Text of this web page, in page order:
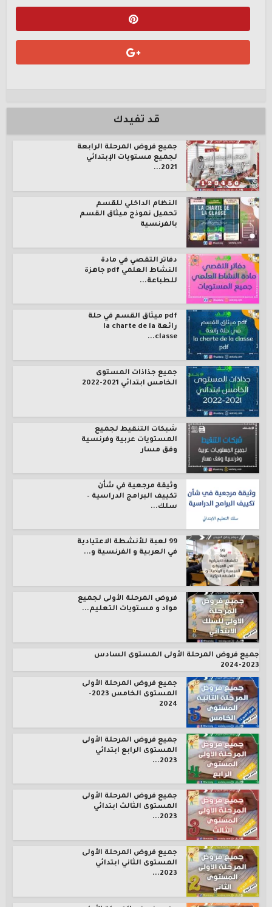
قد تفيدك
جميع فروض المرحلة الرابعة
لجميع مستويات الإبتدائي
2021...
النظام الداخلي للقسم
تحميل نموذج ميثاق القسم
بالفرنسية
دفاتر التقصي في مادة
النشاط العلمي pdf جاهزة
للطباعة...
pdf ميثاق القسم في حلة
رائعة la charte de la
classe...
جميع جذاذات المستوى
الخامس ابتدائي 2021-2022
شبكات التنقيط لجميع
المستويات عربية وفرنسية
وفق مسار
وثيقة مرجعية في شأن
تكييف البرامج الدراسية –
سلك...
99 لعبة للأنشطة الاعتيادية
في العربية و الفرنسية و...
فروض المرحلة الأولى لجميع
مواد و مستويات التعليم...
جميع فروض المرحلة الأولى المستوى السادس
2023-2024
جميع فروض المرحلة الأولى
المستوى الخامس 2023-
2024
جميع فروض المرحلة الأولى
المستوى الرابع ابتدائي
2023...
جميع فروض المرحلة الأولى
المستوى الثالث ابتدائي
2023...
جميع فروض المرحلة الأولى
المستوى الثاني ابتدائي
2023...